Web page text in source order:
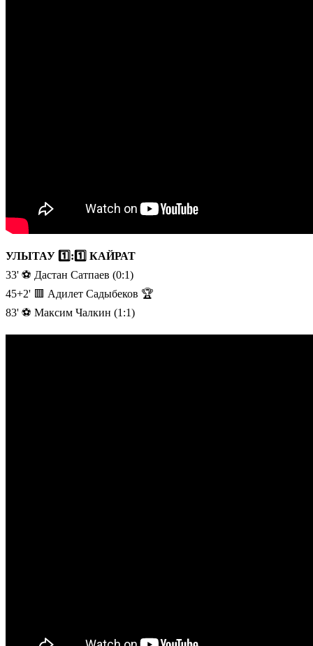
УЛЫТАУ 1️⃣:1️⃣ КАЙРАТ
33' ⚽️ Дастан Сатпаев (0:1)
45+2' 🟥 Адилет Садыбеков 🏆
83' ⚽️ Максим Чалкин (1:1)